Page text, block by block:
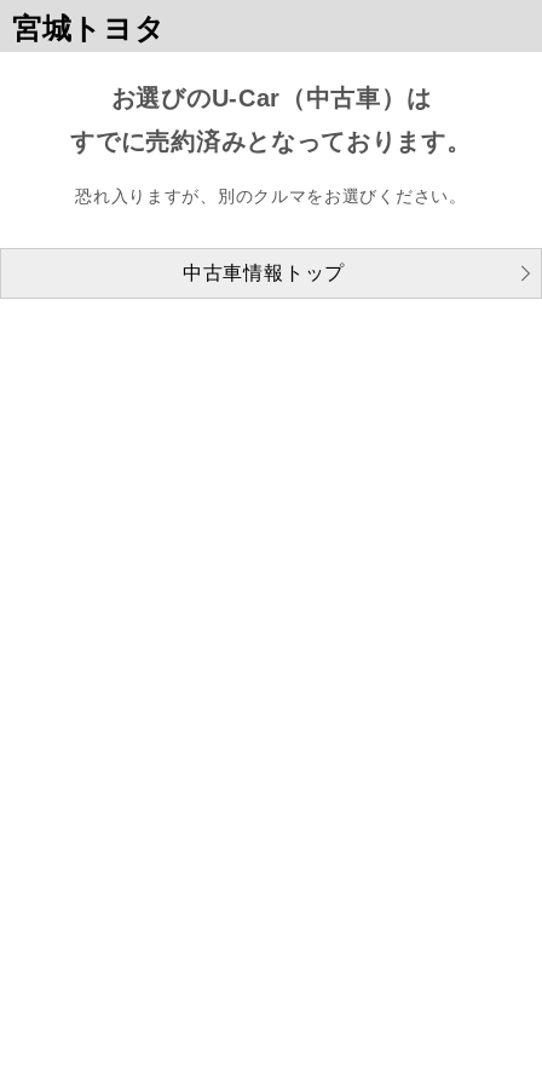
宮城トヨタ
お選びのU-Car（中古車）は
すでに売約済みとなっております。
恐れ入りますが、別のクルマをお選びください。
中古車情報トップ